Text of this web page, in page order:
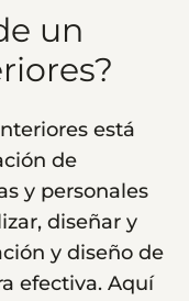
un
está
de
y personales
diseñar y
y diseño de
efectiva. Aquí